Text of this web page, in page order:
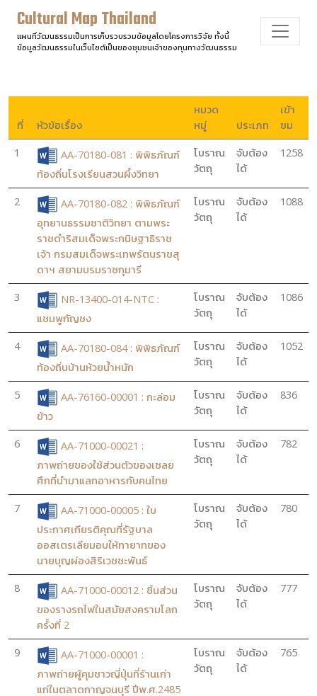
Cultural Map Thailand
แผนที่วัฒนธรรมเป็นการเก็บรวบรวมข้อมูลโดยโครงการวิจัย ทั้งนี้
ข้อมูลวัฒนธรรมในเว็บไซต์เป็นของชุมชนเจ้าของทุนทางวัฒนธรรม
ที่ หัวข้อเรื่อง
หมวด
หมู่
ประเภท
เข้า
ชม
1
AA-70180-081 : พิพิธภัณฑ์
ท้องถิ่นโรงเรียนสวนผึ้งวิทยา
โบราณ
วัตถุ
จับต้อง
ได้
1258
2
AA-70180-082 : พิพิธภัณฑ์
อุทยานธรรมชาติวิทยา ตามพระ
ราชดำริสมเด็จพระกนิษฐาธิราช
เจ้า กรมสมเด็จพระเทพรัตนราชสุ
ดาฯ สยามบรมราชกุมารี
โบราณ
วัตถุ
จับต้อง
ได้
1088
3
NR-13400-014-NTC :
แชมพูกัญชง
โบราณ
วัตถุ
จับต้อง
ได้
1086
4
AA-70180-084 : พิพิธภัณฑ์
ท้องถิ่นบ้านห้วยน้ำหนัก
โบราณ
วัตถุ
จับต้อง
ได้
1052
5
AA-76160-00001 : กะล่อม
ข้าว
โบราณ
วัตถุ
จับต้อง
ได้
836
6
AA-71000-00021 :
ภาพถ่ายของใช้ส่วนตัวของเชลย
ศึกที่นำมาแลกอาหารกับคนไทย
โบราณ
วัตถุ
จับต้อง
ได้
782
7
AA-71000-00005 : ใบ
ประกาศเกียรติคุณที่รัฐบาล
ออสเตรเลียมอบให้ทายาทของ
นายบุญผ่องสิริเวชชะพันธ์
โบราณ
วัตถุ
จับต้อง
ได้
780
8
AA-71000-00012 : ชิ้นส่วน
ของรางรถไฟในสมัยสงครามโลก
ครั้งที่ 2
โบราณ
วัตถุ
จับต้อง
ได้
777
9
AA-71000-00001 :
ภาพถ่ายผู้คุมชาวญี่ปุ่นที่ร้านเก่า
แก่ในตลาดกาญจนบุรี ปีพ.ศ.2485
โบราณ
วัตถุ
จับต้อง
ได้
765